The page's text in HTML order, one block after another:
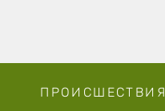
ПРОИСШЕСТВИЯ